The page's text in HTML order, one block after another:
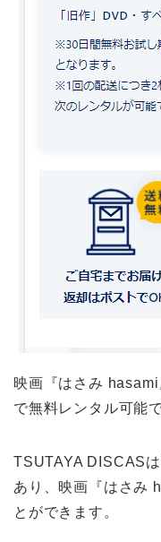
映画『はさみ
で無料レンタル可能で
TSUTAYA DISCAS
あり、映画『はさみ
とができます。